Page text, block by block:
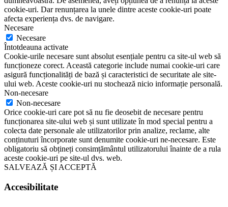
cookie-uri. Dar renunțarea la unele dintre aceste cookie-uri poate
afecta experiența dvs. de navigare.
Necesare
Necesare
Întotdeauna activate
Cookie-urile necesare sunt absolut esențiale pentru ca site-ul web să
funcționeze corect. Această categorie include numai cookie-uri care
asigură funcționalități de bază și caracteristici de securitate ale site-
ului web. Aceste cookie-uri nu stochează nicio informație personală.
Non-necesare
Non-necesare
Orice cookie-uri care pot să nu fie deosebit de necesare pentru
funcționarea site-ului web și sunt utilizate în mod special pentru a
colecta date personale ale utilizatorilor prin analize, reclame, alte
conținuturi încorporate sunt denumite cookie-uri ne-necesare. Este
obligatoriu să obțineți consimțământul utilizatorului înainte de a rula
aceste cookie-uri pe site-ul dvs. web.
SALVEAZĂ ȘI ACCEPTĂ
Accesibilitate